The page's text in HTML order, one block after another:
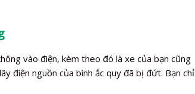
vào điện, kèm theo đó là xe của bạn cũng
điện nguồn của bình ắc quy đã bị đứt. Bạn chỉ